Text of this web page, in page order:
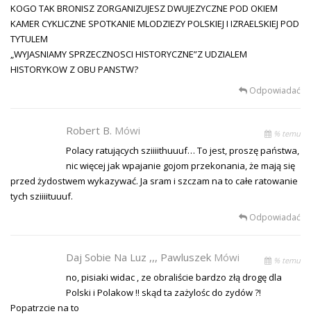
KOGO TAK BRONISZ ZORGANIZUJESZ DWUJEZYCZNE POD OKIEM
KAMER CYKLICZNE SPOTKANIE MLODZIEZY POLSKIEJ I IZRAELSKIEJ POD
TYTULEM
„WYJASNIAMY SPRZECZNOSCI HISTORYCZNE”Z UDZIALEM
HISTORYKOW Z OBU PANSTW?
Odpowiadać
Robert B. Mówi % temu
Polacy ratujących sziiiithuuuf… To jest, proszę państwa,
nic więcej jak wpajanie gojom przekonania, że mają się
przed żydostwem wykazywać. Ja sram i szczam na to całe ratowanie
tych sziiiituuuf.
Odpowiadać
Daj Sobie Na Luz ,,, Pawluszek Mówi % temu
no, pisiaki widac , ze obraliście bardzo złą drogę dla
Polski i Polakow !! skąd ta zażylośc do zydów ?!
Popatrzcie na to